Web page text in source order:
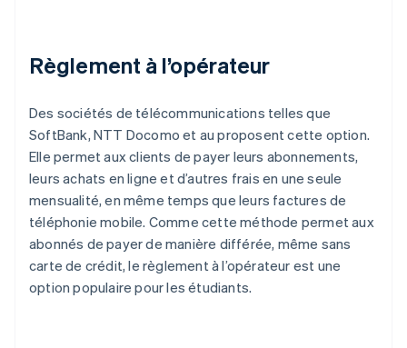
Règlement à l’opérateur
Des sociétés de télécommunications telles que
SoftBank, NTT Docomo et au proposent cette option.
Elle permet aux clients de payer leurs abonnements,
leurs achats en ligne et d’autres frais en une seule
mensualité, en même temps que leurs factures de
téléphonie mobile. Comme cette méthode permet aux
abonnés de payer de manière différée, même sans
carte de crédit, le règlement à l’opérateur est une
option populaire pour les étudiants.